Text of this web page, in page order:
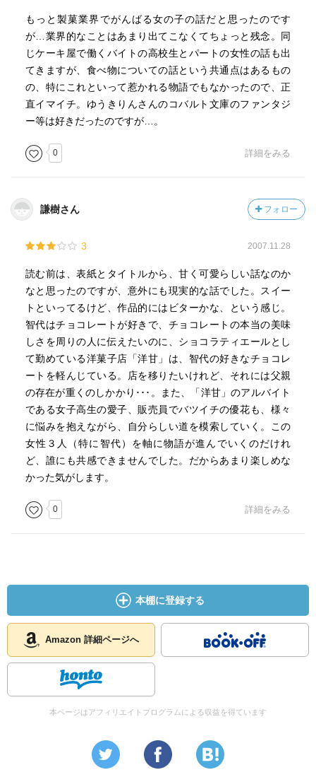
もっと製菓業界でがんばる女の子の話だと思ったのです
が…業界的なことはあまり出てこなくてちょっと残念。同
じケーキ屋で働くバイトの高校生とパートの女性の話も出
てきますが、食べ物についての話という共通点はあるもの
の、特にこれといって惹かれる物語でもなかったので、正
直イマイチ。ゆうきりんさんのコバルト文庫のファンタジ
ー等は好きだったのですが…。
0 詳細をみる
謙樹さん フォロー
3 2007.11.28
読む前は、表紙とタイトルから、甘く可愛らしい話なのか
なと思ったのですが、意外にも現実的な話でした。スイー
トといってるけど、作品的にはビターかな、という感じ。
智代はチョコレートが好きで、チョコレートの本当の美味
しさを周りの人に伝えたいのに、ショコラティエールとし
て勤めている洋菓子店「洋甘」は、智代の好きなチョコレ
ートを軽んじている。店を移りたいけれど、それには父親
の存在が重くのしかかり･･･。また、「洋甘」のアルバイト
である女子高生の愛子、販売員でバツイチの優花も、様々
に悩みを抱えながら、自分らしい道を模索していく。この
女性３人（特に智代）を軸に物語が進んでいくのだけれ
ど、誰にも共感できませんでした。だからあまり楽しめな
かった気がします。
0 詳細をみる
本棚に登録する
Amazon 詳細ページへ
本ページはアフィリエイトプログラムによる収益を得ています